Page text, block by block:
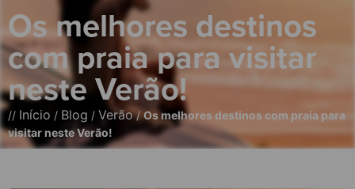
Os melhores destinos
com praia para visitar
neste Verão!
// Início / Blog / Verão/Os melhores destinos com praia para
visitar neste Verão!